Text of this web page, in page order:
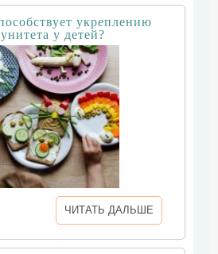
укреплению
у детей?
ЧИТАТЬ ДАЛЬШЕ